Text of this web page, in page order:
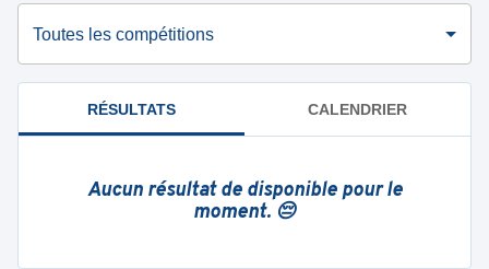
Toutes les compétitions
RÉSULTATS CALENDRIER
Aucun résultat de disponible pour le
moment. 😔